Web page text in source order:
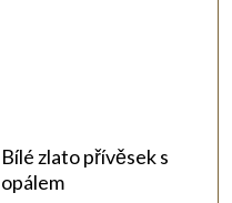
Bílé zlato přívěsek s
opálem